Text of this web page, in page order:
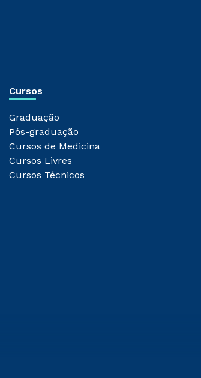
Cursos
Graduação
Pós-graduação
Cursos de Medicina
Cursos Livres
Cursos Técnicos